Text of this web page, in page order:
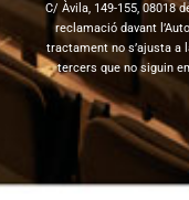
C/ Àvila, 149-155, 08018
reclamació davant
tractament no s’ajusta a
tercers que no siguin